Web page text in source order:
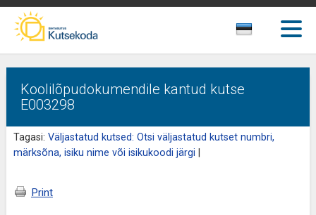
Koolilõpudokumendile kantud kutse
E003298
Tagasi: Väljastatud kutsed: Otsi väljastatud kutset numbri,
märksõna, isiku nime või isikukoodi järgi
Print